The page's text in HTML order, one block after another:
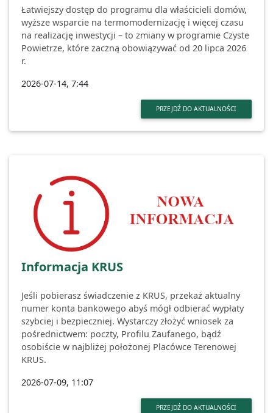
Łatwiejszy dostęp do programu dla właścicieli domów,
wyższe wsparcie na termomodernizację i więcej czasu
na realizację inwestycji – to zmiany w programie Czyste
Powietrze, które zaczną obowiązywać od 20 lipca 2026
r.
2026-07-14, 7:44
PRZEJDŹ DO AKTUALNOŚCI
Informacja KRUS
Jeśli pobierasz świadczenie z KRUS, przekaż aktualny
numer konta bankowego abyś mógł odbierać wypłaty
szybciej i bezpieczniej. Wystarczy złożyć wniosek za
pośrednictwem: poczty, Profilu Zaufanego, bądź
osobiście w najbliżej położonej Placówce Terenowej
KRUS.
2026-07-09, 11:07
PRZEJDŹ DO AKTUALNOŚCI